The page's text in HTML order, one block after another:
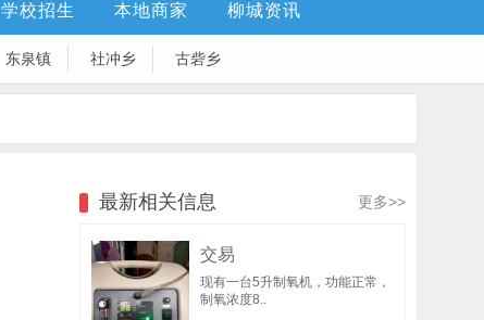
学校招生 本地商家 柳城资讯
东泉镇 社冲乡 古砦乡
最新相关信息 更多>>
交易
现有一台5升制氧机，功能正常，
制氧浓度8..